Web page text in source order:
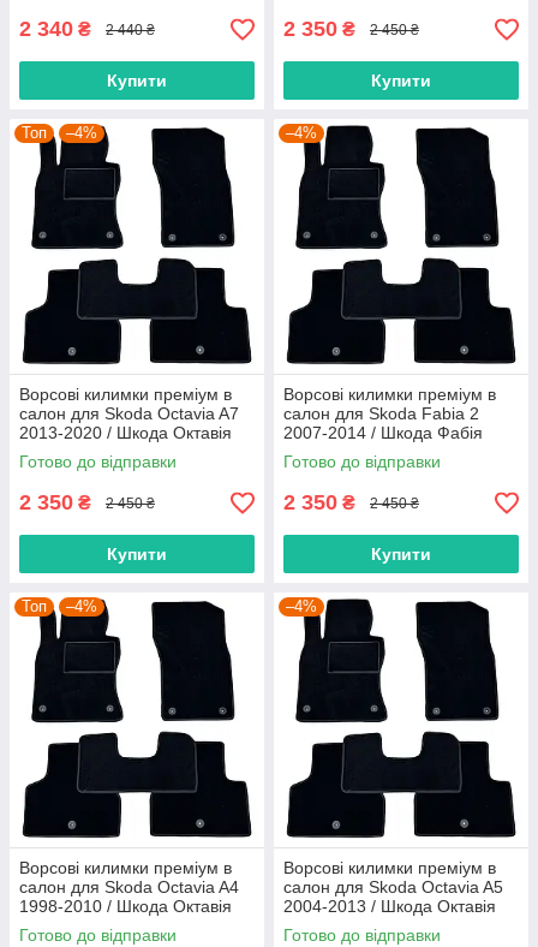
2 340 ₴ 2 440 ₴
Купити
2 350 ₴ 2 450 ₴
Купити
Топ –4%
Ворсові килимки преміум в
салон для Skoda Octavia A7
2013-2020 / Шкода Октавія
А7 килимки
Готово до відправки
2 350 ₴ 2 450 ₴
Купити
–4%
Ворсові килимки преміум в
салон для Skoda Fabia 2
2007-2014 / Шкода Фабія
килимки
Готово до відправки
2 350 ₴ 2 450 ₴
Купити
Топ –4%
Ворсові килимки преміум в
салон для Skoda Octavia A4
1998-2010 / Шкода Октавія
А4 килимки
Готово до відправки
–4%
Ворсові килимки преміум в
салон для Skoda Octavia A5
2004-2013 / Шкода Октавія
А5 килимки
Готово до відправки